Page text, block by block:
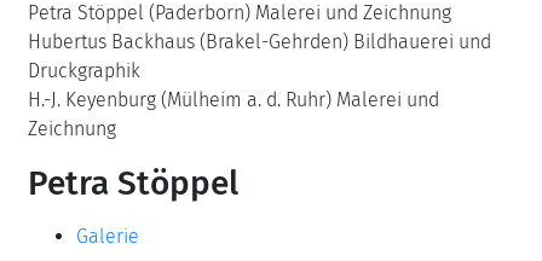
Petra Stöppel (Paderborn) Malerei und Zeichnung
Hubertus Backhaus (Brakel-Gehrden) Bildhauerei und
Druckgraphik
H.-J. Keyenburg (Mülheim a. d. Ruhr) Malerei und
Zeichnung
Petra Stöppel
Galerie